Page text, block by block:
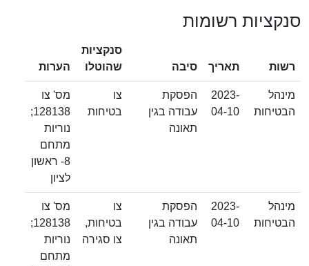
סנקציות רשומות
רשות תאריך סיבה
סנקציות
שהוטלו
הערות
מינהל
הבטיחות
2023-
04-10
הפסקת
עבודה בגין
תאונה
צו
בטיחות
מס' צו
128138;
נוריות
מתחם
8- ראשון
לציון
מינהל
הבטיחות
2023-
04-10
הפסקת
עבודה בגין
תאונה
צו
בטיחות,
צו סגירה
מס' צו
128138;
נוריות
מתחם